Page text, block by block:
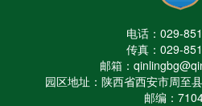
电话：029-
传真：029-
邮箱：
园区地址：陕西省西安市周至
邮编：